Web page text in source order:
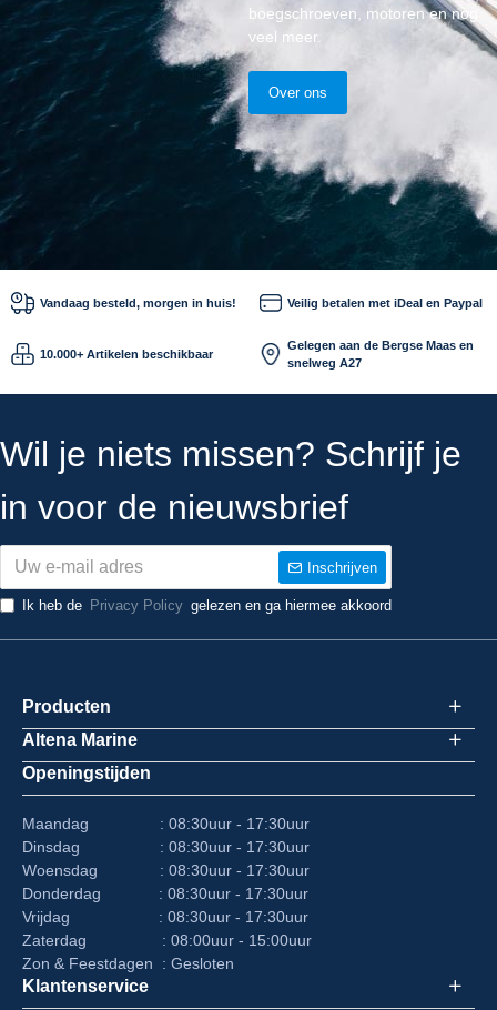
boegschroeven, motoren en nog
veel meer.
Over ons
Vandaag besteld, morgen in huis! Veilig betalen met iDeal en Paypal
10.000+ Artikelen beschikbaar
Gelegen aan de Bergse Maas en
snelweg A27
Wil je niets missen? Schrijf je
in voor de nieuwsbrief
Inschrijven
Ik heb de Privacy Policy gelezen en ga hiermee akkoord
Producten
Altena Marine
Openingstijden
Maandag : 08:30uur - 17:30uur
Dinsdag : 08:30uur - 17:30uur
Woensdag : 08:30uur - 17:30uur
Donderdag : 08:30uur - 17:30uur
Vrijdag : 08:30uur - 17:30uur
Zaterdag : 08:00uur - 15:00uur
Zon & Feestdagen : Gesloten
Klantenservice